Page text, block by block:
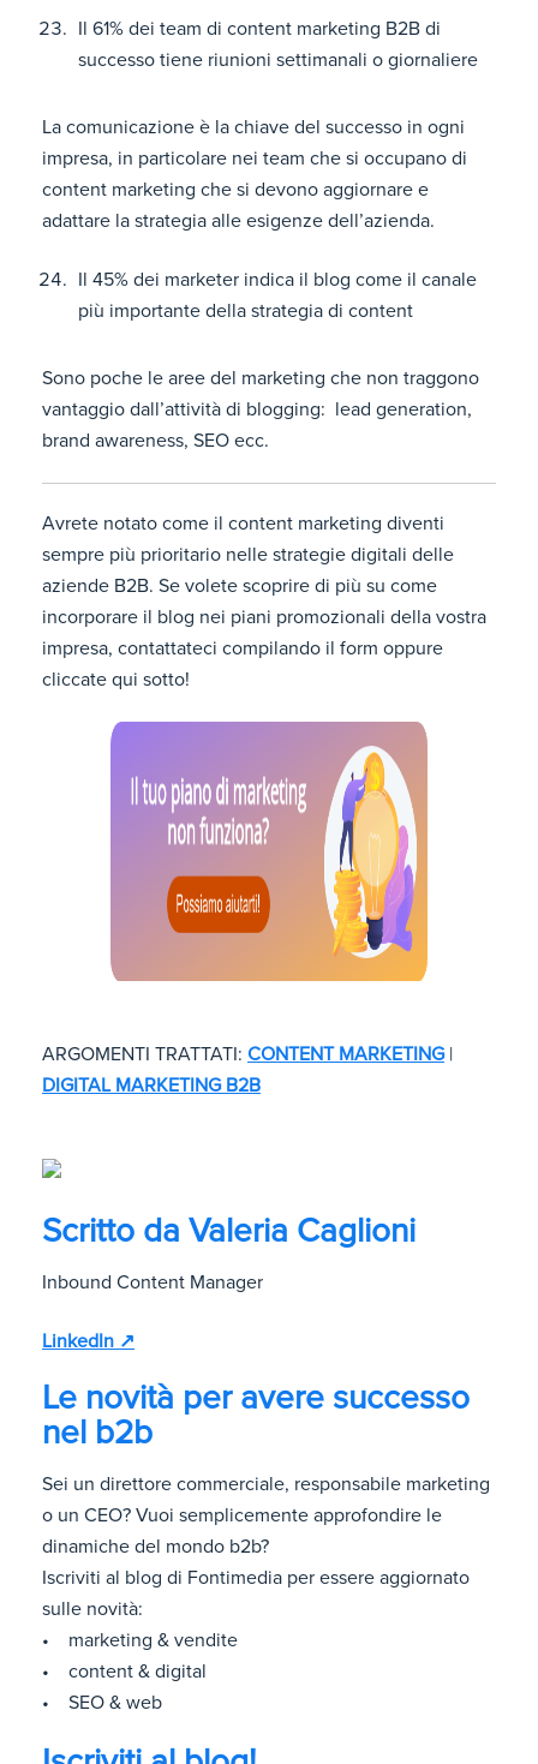
Il 61% dei team di content marketing B2B di
successo tiene riunioni settimanali o giornaliere
La comunicazione è la chiave del successo in ogni
impresa, in particolare nei team che si occupano di
content marketing che si devono aggiornare e
adattare la strategia alle esigenze dell’azienda.
Il 45% dei marketer indica il blog come il canale
più importante della strategia di content
Sono poche le aree del marketing che non traggono
vantaggio dall’attività di blogging: lead generation,
brand awareness, SEO ecc.
Avrete notato come il content marketing diventi
sempre più prioritario nelle strategie digitali delle
aziende B2B. Se volete scoprire di più su come
incorporare il blog nei piani promozionali della vostra
impresa, contattateci compilando il form oppure
cliccate qui sotto!
ARGOMENTI TRATTATI: CONTENT MARKETING |
DIGITAL MARKETING B2B
Scritto da Valeria Caglioni
Inbound Content Manager
LinkedIn ↗
Le novità per avere successo
nel b2b
Sei un direttore commerciale, responsabile marketing
o un CEO? Vuoi semplicemente approfondire le
dinamiche del mondo b2b?
Iscriviti al blog di Fontimedia per essere aggiornato
sulle novità:
• marketing & vendite
• content & digital
• SEO & web